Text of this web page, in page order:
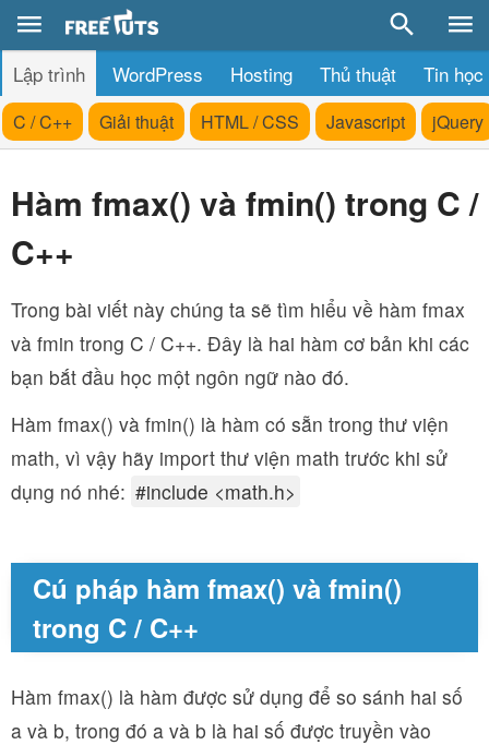
Lập trình WordPress Hosting Thủ thuật Tin học
C / C++ Giải thuật HTML / CSS Javascript jQuery
Hàm fmax() và fmin() trong C /
C++
Trong bài viết này chúng ta sẽ tìm hiểu về hàm fmax
và fmin trong C / C++. Đây là hai hàm cơ bản khi các
bạn bắt đầu học một ngôn ngữ nào đó.
Hàm fmax() và fmin() là hàm có sẵn trong thư viện
math, vì vậy hãy import thư viện math trước khi sử
dụng nó nhé: #include <math.h>
Cú pháp hàm fmax() và fmin()
trong C / C++
Hàm fmax() là hàm được sử dụng để so sánh hai số
a và b, trong đó a và b là hai số được truyền vào